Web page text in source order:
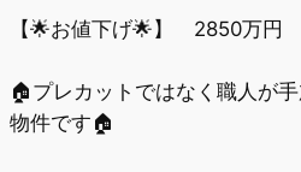
【🌟お値下げ🌟】 2850万
🏠プレカットではなく職人が
物件です🏠